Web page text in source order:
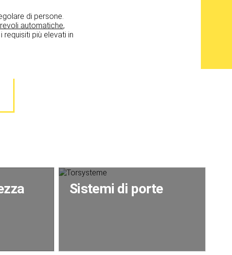
di persone.
automatiche,
i requisiti più elevati in
Sistemi di porte